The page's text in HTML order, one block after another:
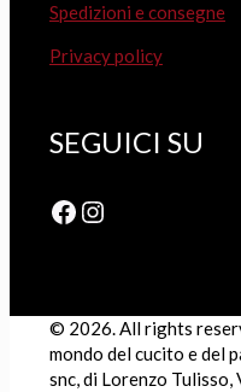
Spedizioni e consegne
Privacy policy
SEGUICI SU
Facebook
Instagram
© 2026. All rights
mondo del cucito e del
snc, di Lorenzo Tulisso,